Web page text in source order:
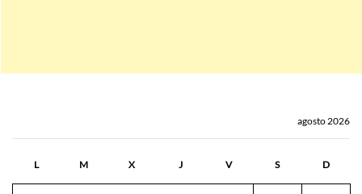
agosto 2026
L M X J V S D